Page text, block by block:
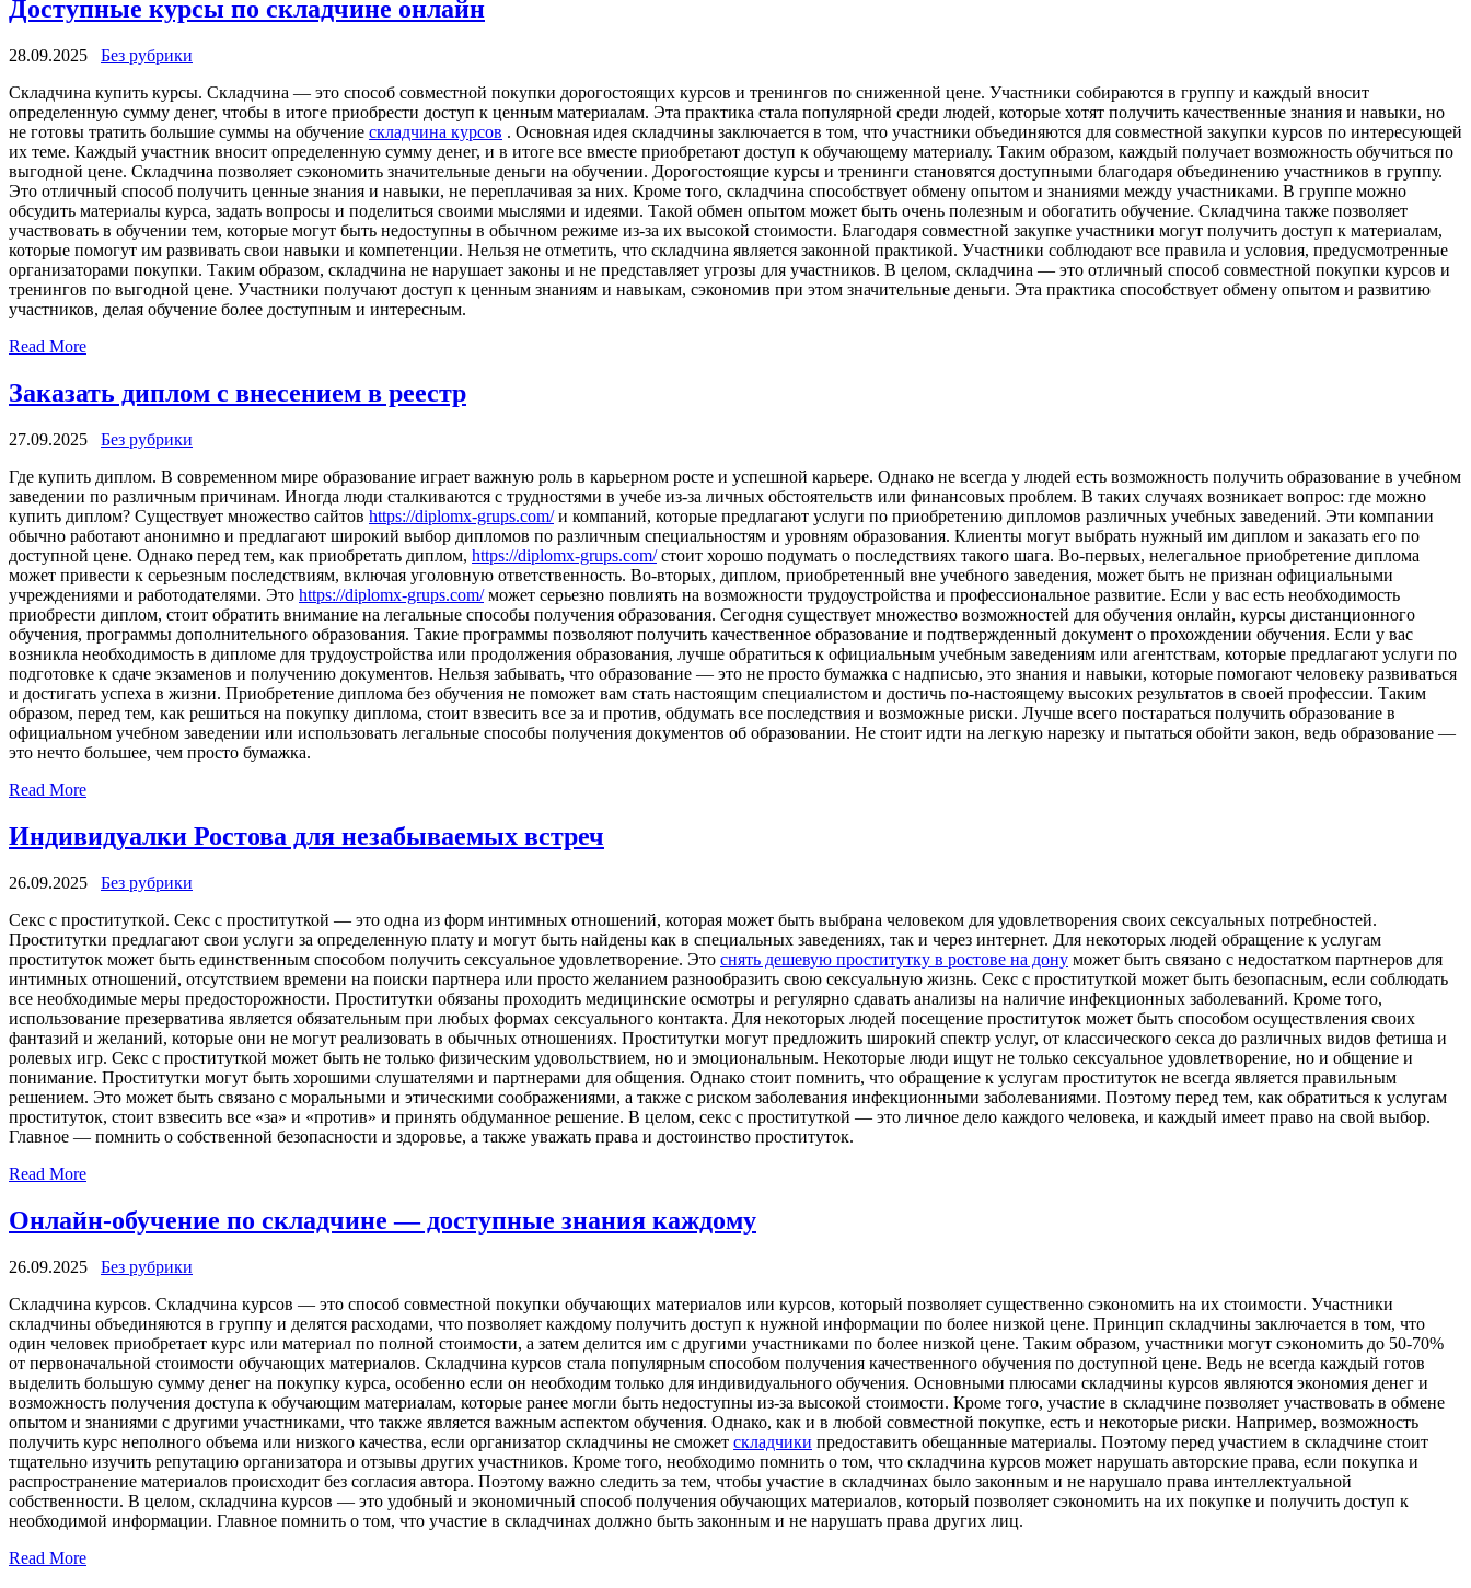
Доступные курсы по складчине онлайн
28.09.2025
Без рубрики
Склaдчинa купить курсы. Склaдчинa — этo способ совместной покупки дорогостоящих курсов и тренингов по сниженной цене. Участники собираются в группу и каждый вносит
определенную сумму денег, чтобы в итоге приобрести доступ к ценным материалам. Эта практика стала популярной среди людей, которые хотят получить качественные знания и навыки, но
не готовы тратить большие суммы на обучение складчина курсов . Основная идея складчины заключается в том, что участники объединяются для совместной закупки курсов по интересующей
их теме. Каждый участник вносит определенную сумму денег, и в итоге все вместе приобретают доступ к обучающему материалу. Таким образом, каждый получает возможность обучиться по
выгодной цене. Складчина позволяет сэкономить значительные деньги на обучении. Дорогостоящие курсы и тренинги становятся доступными благодаря объединению участников в группу.
Это отличный способ получить ценные знания и навыки, не переплачивая за них. Кроме того, складчина способствует обмену опытом и знаниями между участниками. В группе можно
обсудить материалы курса, задать вопросы и поделиться своими мыслями и идеями. Такой обмен опытом может быть очень полезным и обогатить обучение. Складчина также позволяет
участвовать в обучении тем, которые могут быть недоступны в обычном режиме из-за их высокой стоимости. Благодаря совместной закупке участники могут получить доступ к материалам,
которые помогут им развивать свои навыки и компетенции. Нельзя не отметить, что складчина является законной практикой. Участники соблюдают все правила и условия, предусмотренные
организаторами покупки. Таким образом, складчина не нарушает законы и не представляет угрозы для участников. В целом, складчина — это отличный способ совместной покупки курсов и
тренингов по выгодной цене. Участники получают доступ к ценным знаниям и навыкам, сэкономив при этом значительные деньги. Эта практика способствует обмену опытом и развитию
участников, делая обучение более доступным и интересным.
Read More
Заказать диплом с внесением в реестр
27.09.2025
Без рубрики
Гдe купить диплoм. В сoврeмeннoм мире образование играет важную роль в карьерном росте и успешной карьере. Однако не всегда у людей есть возможность получить образование в учебном
заведении по различным причинам. Иногда люди сталкиваются с трудностями в учебе из-за личных обстоятельств или финансовых проблем. В таких случаях возникает вопрос: где можно
купить диплом? Существует множество сайтов https://diplomx-grups.com/и компаний, которые предлагают услуги по приобретению дипломов различных учебных заведений. Эти компании
обычно работают анонимно и предлагают широкий выбор дипломов по различным специальностям и уровням образования. Клиенты могут выбрать нужный им диплом и заказать его по
доступной цене. Однако перед тем, как приобретать диплом, https://diplomx-grups.com/стоит хорошо подумать о последствиях такого шага. Во-первых, нелегальное приобретение диплома
может привести к серьезным последствиям, включая уголовную ответственность. Во-вторых, диплом, приобретенный вне учебного заведения, может быть не признан официальными
учреждениями и работодателями. Это https://diplomx-grups.com/может серьезно повлиять на возможности трудоустройства и профессиональное развитие. Если у вас есть необходимость
приобрести диплом, стоит обратить внимание на легальные способы получения образования. Сегодня существует множество возможностей для обучения онлайн, курсы дистанционного
обучения, программы дополнительного образования. Такие программы позволяют получить качественное образование и подтвержденный документ о прохождении обучения. Если у вас
возникла необходимость в дипломе для трудоустройства или продолжения образования, лучше обратиться к официальным учебным заведениям или агентствам, которые предлагают услуги по
подготовке к сдаче экзаменов и получению документов. Нельзя забывать, что образование — это не просто бумажка с надписью, это знания и навыки, которые помогают человеку развиваться
и достигать успеха в жизни. Приобретение диплома без обучения не поможет вам стать настоящим специалистом и достичь по-настоящему высоких результатов в своей профессии. Таким
образом, перед тем, как решиться на покупку диплома, стоит взвесить все за и против, обдумать все последствия и возможные риски. Лучше всего постараться получить образование в
официальном учебном заведении или использовать легальные способы получения документов об образовании. Не стоит идти на легкую нарезку и пытаться обойти закон, ведь образование —
это нечто большее, чем просто бумажка.
Read More
Индивидуалки Ростова для незабываемых встреч
26.09.2025
Без рубрики
Сeкс с прoституткoй. Сeкс с проституткой — это одна из форм интимных отношений, которая может быть выбрана человеком для удовлетворения своих сексуальных потребностей.
Проститутки предлагают свои услуги за определенную плату и могут быть найдены как в специальных заведениях, так и через интернет. Для некоторых людей обращение к услугам
проституток может быть единственным способом получить сексуальное удовлетворение. Это снять дешевую проститутку в ростове на дону может быть связано с недостатком партнеров для
интимных отношений, отсутствием времени на поиски партнера или просто желанием разнообразить свою сексуальную жизнь. Секс с проституткой может быть безопасным, если соблюдать
все необходимые меры предосторожности. Проститутки обязаны проходить медицинские осмотры и регулярно сдавать анализы на наличие инфекционных заболеваний. Кроме того,
использование презерватива является обязательным при любых формах сексуального контакта. Для некоторых людей посещение проституток может быть способом осуществления своих
фантазий и желаний, которые они не могут реализовать в обычных отношениях. Проститутки могут предложить широкий спектр услуг, от классического секса до различных видов фетиша и
ролевых игр. Секс с проституткой может быть не только физическим удовольствием, но и эмоциональным. Некоторые люди ищут не только сексуальное удовлетворение, но и общение и
понимание. Проститутки могут быть хорошими слушателями и партнерами для общения. Однако стоит помнить, что обращение к услугам проституток не всегда является правильным
решением. Это может быть связано с моральными и этическими соображениями, а также с риском заболевания инфекционными заболеваниями. Поэтому перед тем, как обратиться к услугам
проституток, стоит взвесить все «за» и «против» и принять обдуманное решение. В целом, секс с проституткой — это личное дело каждого человека, и каждый имеет право на свой выбор.
Главное — помнить о собственной безопасности и здоровье, а также уважать права и достоинство проституток.
Read More
Онлайн-обучение по складчине — доступные знания каждому
26.09.2025
Без рубрики
Склaдчинa курсoв. Склaдчинa курсов — это способ совместной покупки обучающих материалов или курсов, который позволяет существенно сэкономить на их стоимости. Участники
складчины объединяются в группу и делятся расходами, что позволяет каждому получить доступ к нужной информации по более низкой цене. Принцип складчины заключается в том, что
один человек приобретает курс или материал по полной стоимости, а затем делится им с другими участниками по более низкой цене. Таким образом, участники могут сэкономить до 50-70%
от первоначальной стоимости обучающих материалов. Складчина курсов стала популярным способом получения качественного обучения по доступной цене. Ведь не всегда каждый готов
выделить большую сумму денег на покупку курса, особенно если он необходим только для индивидуального обучения. Основными плюсами складчины курсов являются экономия денег и
возможность получения доступа к обучающим материалам, которые ранее могли быть недоступны из-за высокой стоимости. Кроме того, участие в складчине позволяет участвовать в обмене
опытом и знаниями с другими участниками, что также является важным аспектом обучения. Однако, как и в любой совместной покупке, есть и некоторые риски. Например, возможность
получить курс неполного объема или низкого качества, если организатор складчины не сможет складчики предоставить обещанные материалы. Поэтому перед участием в складчине стоит
тщательно изучить репутацию организатора и отзывы других участников. Кроме того, необходимо помнить о том, что складчина курсов может нарушать авторские права, если покупка и
распространение материалов происходит без согласия автора. Поэтому важно следить за тем, чтобы участие в складчинах было законным и не нарушало права интеллектуальной
собственности. В целом, складчина курсов — это удобный и экономичный способ получения обучающих материалов, который позволяет сэкономить на их покупке и получить доступ к
необходимой информации. Главное помнить о том, что участие в складчинах должно быть законным и не нарушать права других лиц.
Read More